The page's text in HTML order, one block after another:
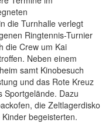
die Turnhalle verlegt
Ringtennis-Turnier
die Crew um Kai
Neben einem
samt Kinobesuch
und das Rote Kreuz
Sportgelände. Dazu
die Zeltlagerdisko
begeisterten.